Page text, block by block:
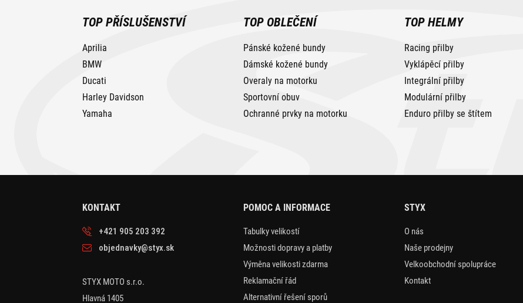
TOP PŘÍSLUŠENSTVÍ
Aprilia
BMW
Ducati
Harley Davidson
Yamaha
TOP OBLEČENÍ
Pánské kožené bundy
Dámské kožené bundy
Overaly na motorku
Sportovní obuv
Ochranné prvky na motorku
TOP HELMY
Racing přilby
Vyklápěcí přilby
Integrální přilby
Modulární přilby
Enduro přilby se štítem
KONTAKT
+421 905 203 392
objednavky@styx.sk
STYX MOTO s.r.o.
Hlavná 1405
POMOC A INFORMACE
Tabulky velikostí
Možnosti dopravy a platby
Výměna velikosti zdarma
Reklamační řád
Alternativní řešení sporů
STYX
O nás
Naše prodejny
Velkoobchodní spolupráce
Kontakt